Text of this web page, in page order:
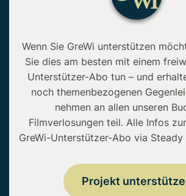
Wenn Sie GreWi unterstützen
Sie dies am besten mit einem
Unterstützer-Abo tun – und
noch themenbezogenen
nehmen an allen unseren
Filmverlosungen teil. Alle Infos
GreWi-Unterstützer-Abo via Steady
Projekt